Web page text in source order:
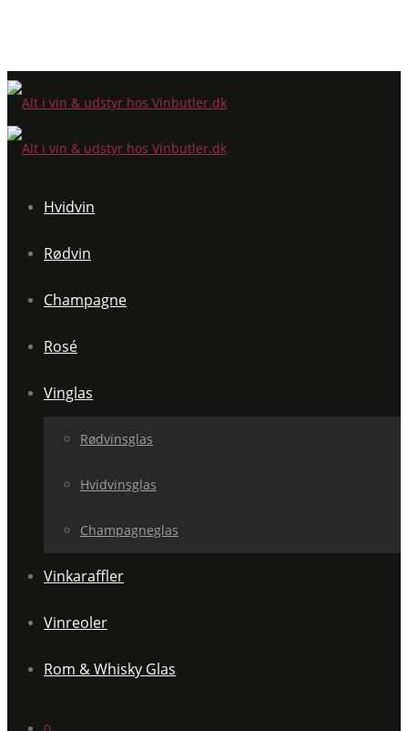
Hvidvin
Rødvin
Champagne
Rosé
Vinglas
Rødvinsglas
Hvidvinsglas
Champagneglas
Vinkaraffler
Vinreoler
Rom & Whisky Glas